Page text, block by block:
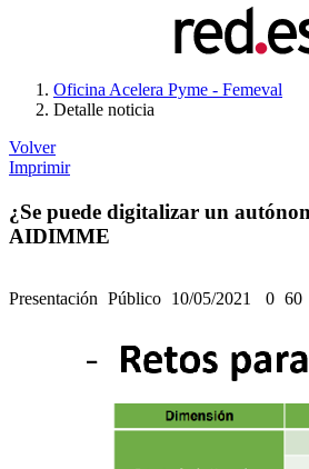
Oficina Acelera Pyme - Femeval
Detalle noticia
Volver
Imprimir
¿Se puede digitalizar un
AIDIMME
Presentación Público 10/05/2021 0 60